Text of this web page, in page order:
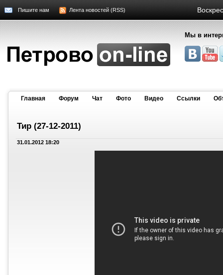
Пишите нам Лента новостей (RSS)
Мы в
Главная Форум Чат Фото Видео Cсылки
Тир (27-12-2011)
31.01.2012 18:20